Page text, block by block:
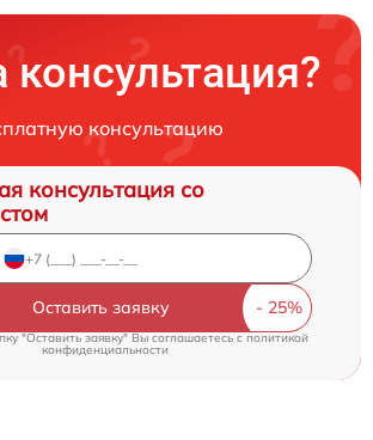
консультацию
консультация со
Оставить заявку
"Оставить заявку" Вы соглашаетесь c политикой
конфиденциальности